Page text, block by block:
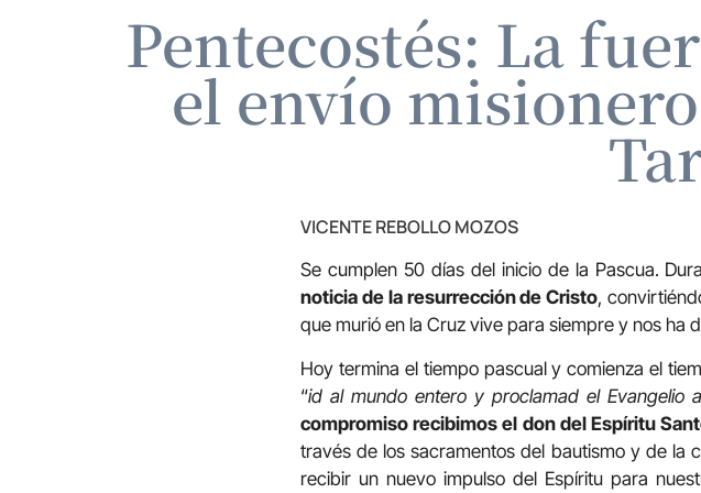
Pentecostés: La
el envío
VICENTE REBOLLO MOZOS
Se cumplen 50 días del inicio de la Pascua.
noticia de la resurrección de Cristo,
que murió en la Cruz vive para siempre y nos ha
Hoy termina el tiempo pascual y comienza el
“id al mundo entero y proclamad el Evangelio
compromiso recibimos el don del Espíritu
través de los sacramentos del bautismo y de la
recibir un nuevo impulso del Espíritu para